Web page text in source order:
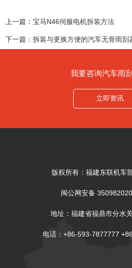
上一篇：宝马N46伺服电机拆装方法
下一篇：拆装与更换方便的汽车无骨雨刮
我要咨询汽车雨
立即资讯
版权所有：福建东联机车
闽公网安备
地址：福建省福鼎市分水
电话：+86-593-7877777